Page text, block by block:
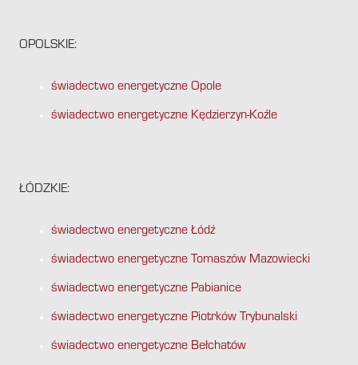
OPOLSKIE:
świadectwo energetyczne Opole
świadectwo energetyczne Kędzierzyn-Koźle
ŁÓDZKIE:
świadectwo energetyczne Łódź
świadectwo energetyczne Tomaszów Mazowiecki
świadectwo energetyczne Pabianice
świadectwo energetyczne Piotrków Trybunalski
świadectwo energetyczne Bełchatów